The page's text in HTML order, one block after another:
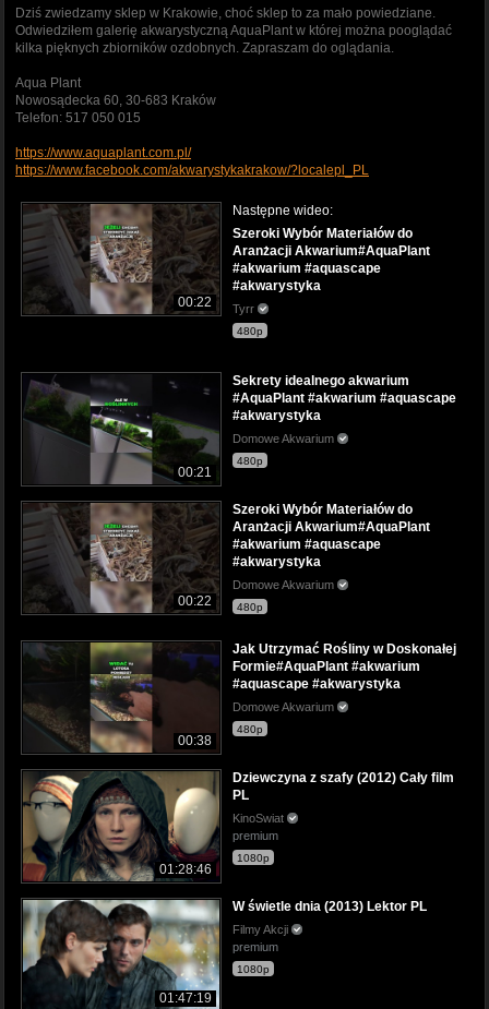
Dziś zwiedzamy sklep w Krakowie, choć sklep to za mało powiedziane.
Odwiedziłem galerię akwarystyczną AquaPlant w której można pooglądać
kilka pięknych zbiorników ozdobnych. Zapraszam do oglądania.
Aqua Plant
Nowosądecka 60, 30-683 Kraków
Telefon: 517 050 015
https://www.aquaplant.com.pl/
https://www.facebook.com/akwarystykakrakow/?localepl_PL
00:22
Następne wideo:
Szeroki Wybór Materiałów do
Aranżacji Akwarium#AquaPlant
#akwarium #aquascape
#akwarystyka
Tyrr
480p
00:21
Sekrety idealnego akwarium
#AquaPlant #akwarium #aquascape
#akwarystyka
Domowe Akwarium
480p
00:22
Szeroki Wybór Materiałów do
Aranżacji Akwarium#AquaPlant
#akwarium #aquascape
#akwarystyka
Domowe Akwarium
480p
00:38
Jak Utrzymać Rośliny w Doskonałej
Formie#AquaPlant #akwarium
#aquascape #akwarystyka
Domowe Akwarium
480p
01:28:46
Dziewczyna z szafy (2012) Cały film
PL
KinoSwiat
premium
1080p
01:47:19
W świetle dnia (2013) Lektor PL
Filmy Akcji
premium
1080p